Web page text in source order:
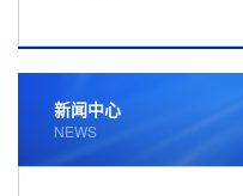
新闻中心
NEWS